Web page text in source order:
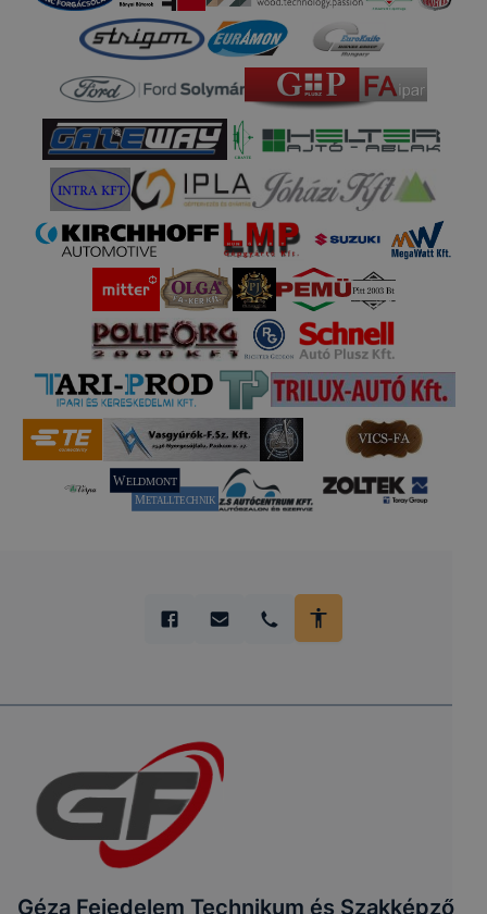
Géza Fejedelem Technikum és Szakképző